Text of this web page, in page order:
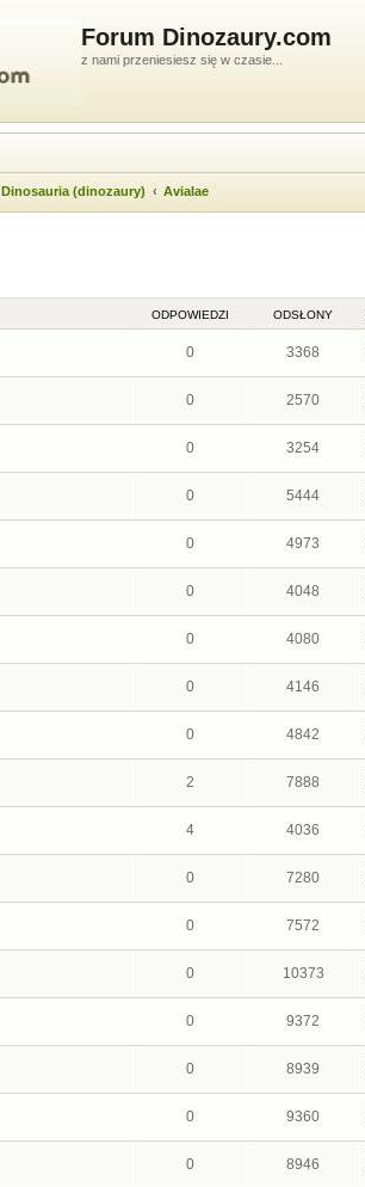
Forum Dinozaury.com
z nami przeniesiesz się w czasie...
Dinosauria (dinozaury) Avialae
ODPOWIEDZI ODSŁONY
0 3368
0 2570
0 3254
0 5444
0 4973
0 4048
0 4080
0 4146
0 4842
2 7888
4 4036
0 7280
0 7572
0 10373
0 9372
0 8939
0 9360
0 8946